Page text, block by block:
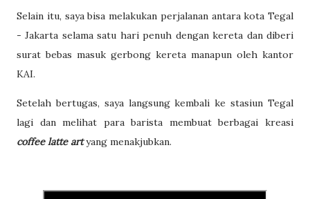
Selain itu, saya bisa melakukan perjalanan antara kota Tegal
- Jakarta selama satu hari penuh dengan kereta dan diberi
surat bebas masuk gerbong kereta manapun oleh kantor
KAI.
Setelah bertugas, saya langsung kembali ke stasiun Tegal
lagi dan melihat para barista membuat berbagai kreasi
coffee latte artyang menakjubkan.